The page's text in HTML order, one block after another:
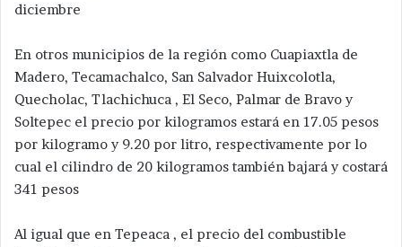
diciembre
En otros municipios de la región como Cuapiaxtla de
Madero, Tecamachalco, San Salvador Huixcolotla,
Quecholac, Tlachichuca , El Seco, Palmar de Bravo y
Soltepec el precio por kilogramos estará en 17.05 pesos
por kilogramo y 9.20 por litro, respectivamente por lo
cual el cilindro de 20 kilogramos también bajará y costará
341 pesos
Al igual que en Tepeaca , el precio del combustible